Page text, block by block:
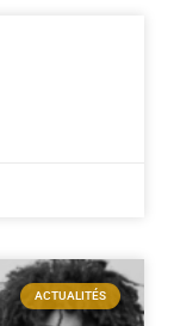
ACTUALITÉS